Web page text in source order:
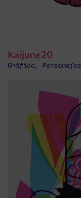
Kaijune20
Gráfico, Personajes